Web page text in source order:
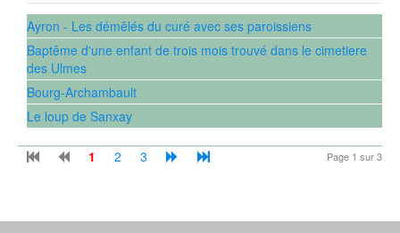
Ayron - Les démêlés du curé avec ses paroissiens
Baptême d'une enfant de trois mois trouvé dans le cimetiere
des Ulmes
Bourg-Archambault
Le loup de Sanxay
Page 1 sur 3
1 2 3